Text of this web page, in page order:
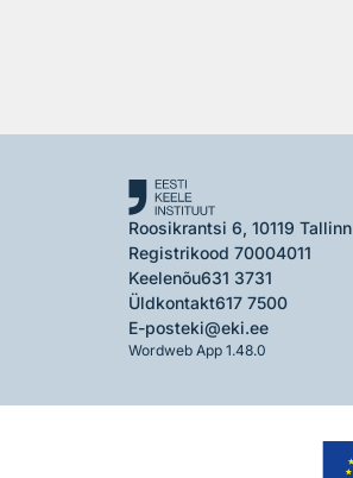
Roosikrantsi 6, 10119 Tallinn
Registrikood 70004011
Keelenõu631 3731
Üldkontakt617 7500
E-posteki@eki.ee
Wordweb App 1.48.0